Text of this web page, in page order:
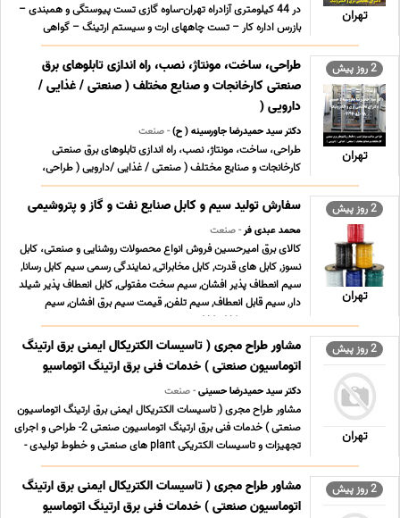
تهران
در 44 کیلومتری آزادراه تهران-ساوه گازی تست پیوستگی و همبندی –
بازرس اداره کار – تست چاههای ارت و سیستم ارتینگ – گواهی
تائیدیه اداره کار – بازرسی صاعقه گیر و صدور گواهی سلامت تجهیزات
برقگیر نیروگاه شهید رجایی قزوین، در کیلومتر 25 آزادراه قزوین-تهران
حرارتی و سیکل ترکیبی تست پیوست ... ...
2 روز پیش
تهران
طراحی، ساخت، مونتاژ، نصب، راه اندازی تابلوهای برق
صنعتی کارخانجات و صنایع مختلف ( صنعتی / غذایی /
دارویی (
دکتر سید حمیدرضا جاورسینه ( ح)- صنعت
طراحی، ساخت، مونتاژ، نصب، راه اندازی تابلوهای برق صنعتی
کارخانجات و صنایع مختلف ( صنعتی / غذایی /دارویی ( طراحی،
ساخت، مونتاژ، نصب، راه اندازی تابلوهای توزیع طراحی، ساخت،
مونتاژ، نصب، راه اندازی تابلوهای برق صنعتی کارخانجات و صنایع
مختلف ( صنعتی / غذایی /دارویی ( طراحی، ساخت، مون ... ...
2 روز پیش
تهران
سفارش تولید سیم و کابل صنایع نفت و گاز و پتروشیمی
محمد عبدی فر- صنعت
کالای برق امیرحسین فروش انواع محصولات روشنایی و صنعتی، کابل
نسوز, کابل های قدرت, کابل مخابراتی, نمایندگی رسمی سیم کابل رسانا,
سیم انعطاف پذیر افشان, سیم سخت مفتولی, کابل انعطاف پذیر شیلد
دار, سیم قابل انعطاف, سیم تلفن, قیمت سیم برق افشان, سیم
صنعتی, سیم و کابل, کابل صنعتی, سیم و ... ...
2 روز پیش
تهران
مشاور طراح مجری ( تاسیسات الکتریکال ایمنی برق ارتینگ
اتوماسیون صنعتی ) خدمات فنی برق ارتینگ اتوماسیو
دکتر سید حمیدرضا حسینی- صنعت
مشاور طراح مجری ( تاسیسات الکتریکال ایمنی برق ارتینگ اتوماسیون
صنعتی ) خدمات فنی برق ارتینگ اتوماسیون صنعتی 2- طراحی و اجرای
تجهیزات و تاسیسات الکتریکی plant های صنعتی و خطوط تولیدی -
نصب و راه اندازی دستگاه ها و سیستم های صنعتی در خطوط تولید -
نگهداری و تعمیرات پیشگیرانه ی ک ... ...
2 روز پیش
مشاور طراح مجری ( تاسیسات الکتریکال ایمنی برق ارتینگ
اتوماسیون صنعتی ) خدمات فنی برق ارتینگ اتوماسیو